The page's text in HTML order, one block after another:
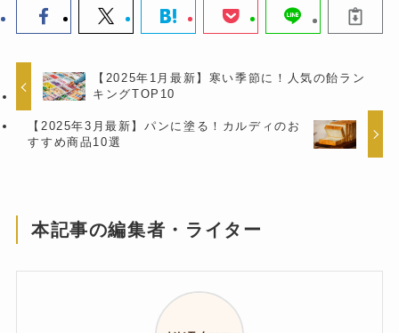
【2025年1月最新】寒い季節に！人気の飴ラン
キングTOP10
【2025年3月最新】パンに塗る！カルディのお
すすめ商品10選
本記事の編集者・ライター